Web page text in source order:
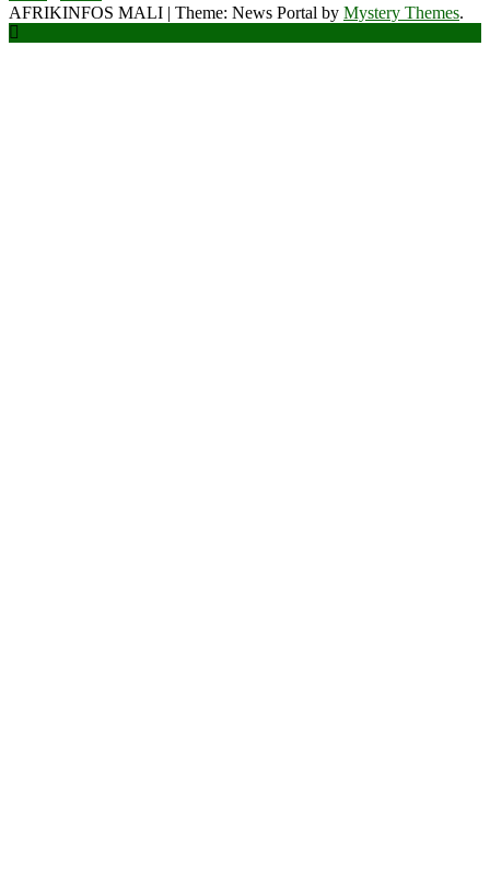
AFRIKINFOS MALI | Theme: News Portal by Mystery Themes.